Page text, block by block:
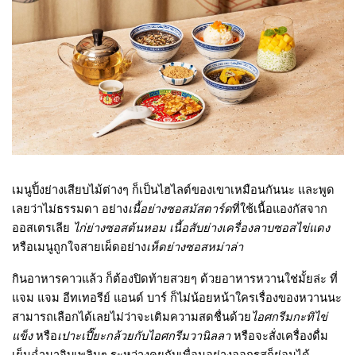
เมนูปิ้งย่างเสียบไม้ต่างๆ ก็เป็นไฮไลต์ของเขาเหมือนกันนะ และพูด
เลยว่าไม่ธรรมดา อย่างเนื้อย่างซอสมัสตาร์ดที่ใช้เนื้อแองกัสจาก
ออสเตรเลีย ไก่ย่างซอสต้นหอม เนื้อสับย่างเครื่องลาบซอสไข่แดง
หรือเมนูถูกใจสายเผ็ดอย่างเห็ดย่างซอสหม่าล่า
กินอาหารคาวแล้ว ก็ต้องปิดท้ายสวยๆ ด้วยอาหารหวานใช่มั้ยล่ะ ที่
แจม แจม อีทเทอรีย์ แอนด์ บาร์ ก็ไม่น้อยหน้าใครเรื่องของหวานนะ
สามารถเลือกได้เลยไม่ว่าจะเติมความสดชื่นด้วยไอศกรีมกะทิไข่
แข็งหรือเปาะเปี๊ยะกล้วยกับไอศกรีมวานิลลาหรือจะสั่งเครื่องดื่ม